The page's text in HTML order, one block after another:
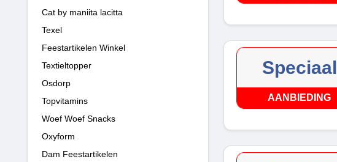
Cat by maniita lacitta
Texel
Feestartikelen Winkel
Textieltopper
Osdorp
Topvitamins
Woef Woef Snacks
Oxyform
Dam Feestartikelen
Speciaal
AANBIEDING